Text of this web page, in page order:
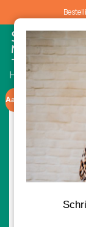
Home/ Acties /
Aanbieding!